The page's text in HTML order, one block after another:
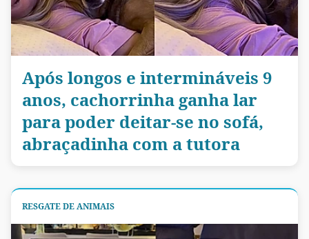
Após longos e intermináveis 9
anos, cachorrinha ganha lar
para poder deitar-se no sofá,
abraçadinha com a tutora
RESGATE DE ANIMAIS